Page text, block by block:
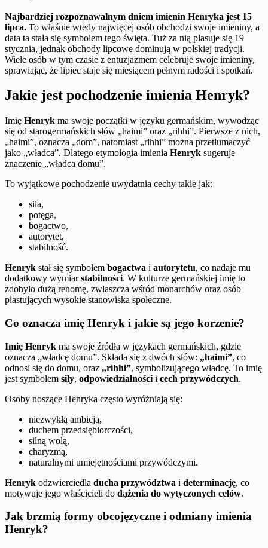
Najbardziej rozpoznawalnym dniem imienin Henryka jest 15
lipca. To właśnie wtedy najwięcej osób obchodzi swoje imieniny, a
data ta stała się symbolem tego święta. Tuż za nią plasuje się 19
stycznia, jednak obchody lipcowe dominują w polskiej tradycji.
Wiele osób w tym czasie z entuzjazmem celebruje swoje imieniny,
sprawiając, że lipiec staje się miesiącem pełnym radości i spotkań.
Jakie jest pochodzenie imienia Henryk?
Imię Henryk ma swoje początki w języku germańskim, wywodząc
się od starogermańskich słów „haimi” oraz „rihhi”. Pierwsze z nich,
„haimi”, oznacza „dom”, natomiast „rihhi” można przetłumaczyć
jako „władca”. Dlatego etymologia imienia Henryk sugeruje
znaczenie „władca domu”.
To wyjątkowe pochodzenie uwydatnia cechy takie jak:
siła,
potęga,
bogactwo,
autorytet,
stabilność.
Henryk stał się symbolem bogactwa i autorytetu, co nadaje mu
dodatkowy wymiarstabilności. W kulturze germańskiej imię to
zdobyło dużą renomę, zwłaszcza wśród monarchów oraz osób
piastujących wysokie stanowiska społeczne.
Co oznacza imię Henryk i jakie są jego korzenie?
Imię Henryk ma swoje źródła w językach germańskich, gdzie
oznacza „władcę domu”. Składa się z dwóch słów: „haimi”, co
odnosi się do domu, oraz „rihhi”, symbolizującego władcę. To imię
jest symbolem siły, odpowiedzialności i cech przywódczych.
Osoby noszące Henryka często wyróżniają się:
niezwykłą ambicją,
duchem przedsiębiorczości,
silną wolą,
charyzmą,
naturalnymi umiejętnościami przywódczymi.
Henryk odzwierciedla ducha przywództwa i determinację, co
motywuje jego właścicieli do dążenia do wytyczonych celów.
Jak brzmią formy obcojęzyczne i odmiany imienia
Henryk?